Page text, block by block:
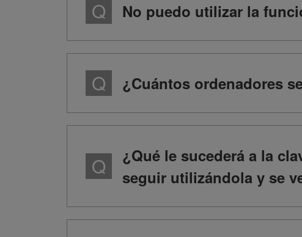
No puedo utilizar la
¿Cuántos ordenadores
¿Qué le sucederá a la
seguir utilizándola y se